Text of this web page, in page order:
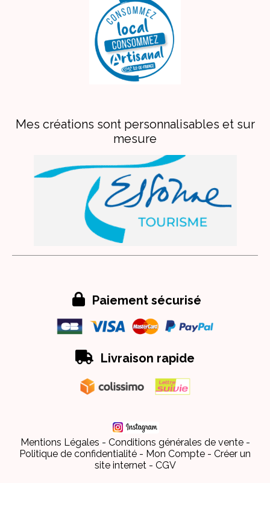
Mes créations sont personnalisables et sur
mesure
 Paiement sécurisé
 Livraison rapide
Mentions Légales
Conditions générales de vente
Politique de confidentialité
Mon Compte
Créer un
site internet
CGV